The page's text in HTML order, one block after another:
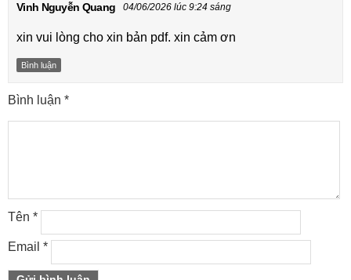
Vinh Nguyễn Quang 04/06/2026 lúc 9:24 sáng
xin vui lòng cho xin bản pdf. xin cảm ơn
Bình luận
Bình luận *
Tên *
Email *